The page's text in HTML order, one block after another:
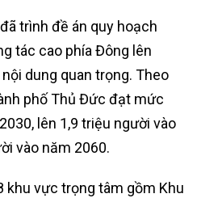
trình đề án quy hoạch
tác cao phía Đông lên
nội dung quan trọng. Theo
phố Thủ Đức đạt mức
lên 1,9 triệu người vào
vào năm 2060.
khu vực trọng tâm gồm Khu